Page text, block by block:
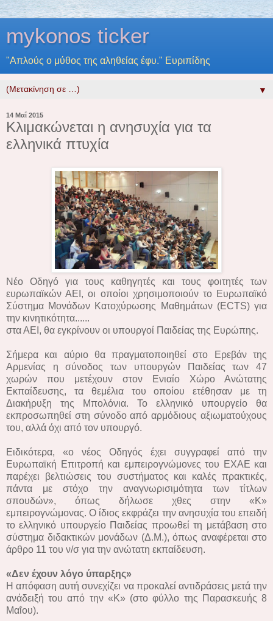
mykonos ticker
"Απλούς ο μύθος της αληθείας έφυ." Ευριπίδης
▼
14 Μαΐ 2015
Κλιμακώνεται η ανησυχία για τα
ελληνικά πτυχία
Νέο Οδηγό για τους καθηγητές και τους φοιτητές των
ευρωπαϊκών ΑΕΙ, οι οποίοι χρησιμοποιούν το Ευρωπαϊκό
Σύστημα Μονάδων Κατοχύρωσης Μαθημάτων (ECTS) για
την κινητικότητα......
στα ΑΕΙ, θα εγκρίνουν οι υπουργοί Παιδείας της Ευρώπης.
Σήμερα και αύριο θα πραγματοποιηθεί στο Ερεβάν της
Αρμενίας η σύνοδος των υπουργών Παιδείας των 47
χωρών που μετέχουν στον Ενιαίο Χώρο Ανώτατης
Εκπαίδευσης, τα θεμέλια του οποίου ετέθησαν με τη
Διακήρυξη της Μπολόνια. Το ελληνικό υπουργείο θα
εκπροσωπηθεί στη σύνοδο από αρμόδιους αξιωματούχους
του, αλλά όχι από τον υπουργό.
Ειδικότερα, «ο νέος Οδηγός έχει συγγραφεί από την
Ευρωπαϊκή Επιτροπή και εμπειρογνώμονες του ΕΧΑΕ και
παρέχει βελτιώσεις του συστήματος και καλές πρακτικές,
πάντα με στόχο την αναγνωρισιμότητα των τίτλων
σπουδών», όπως δήλωσε χθες στην «Κ»
εμπειρογνώμονας. Ο ίδιος εκφράζει την ανησυχία του επειδή
το ελληνικό υπουργείο Παιδείας προωθεί τη μετάβαση στο
σύστημα διδακτικών μονάδων (Δ.Μ.), όπως αναφέρεται στο
άρθρο 11 του ν/σ για την ανώτατη εκπαίδευση.
«Δεν έχουν λόγο ύπαρξης»
Η απόφαση αυτή συνεχίζει να προκαλεί αντιδράσεις μετά την
ανάδειξή του από την «Κ» (στο φύλλο της Παρασκευής 8
Μαΐου).